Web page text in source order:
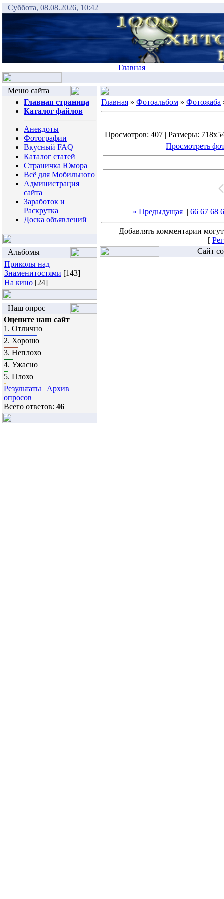
Суббота, 08.08.2026, 10:42
Главная
Меню сайта
Главная страница
Каталог файлов
Анекдоты
Фотографии
Вкусный FAQ
Каталог статей
Страничка Юмора
Всё для Мобильного
Администрация
сайта
Заработок и
Раскрутка
Доска объявлений
Альбомы
Приколы над
Знаменитостями [143]
На кино [24]
Наш опрос
Оцените наш сайт
1. Отлично
2. Хорошо
3. Неплохо
4. Ужасно
5. Плохо
Результаты | Архив
опросов
Всего ответов: 46
Главная » Фотоальбом » Фотожаба
Просмотров: 407 | Размеры:
Просмотреть
« Предыдущая | 66 67 68
Добавлять комментарии
[
Сайт